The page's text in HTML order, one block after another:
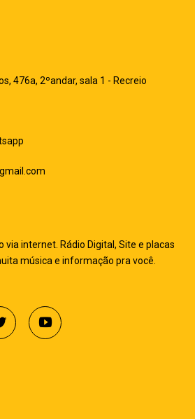
476a, 2ºandar, sala 1 - Recreio
internet. Rádio Digital, Site e placas
música e informação pra você.